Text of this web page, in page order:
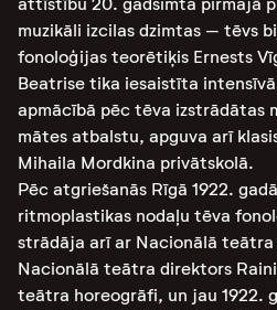
muzikāli izcilas dzimtas – tēvs
fonoloģijas teorētiķis Ernests
Beatrise tika iesaistīta
apmācībā pēc tēva izstrādātas
mātes atbalstu, apguva arī
Mihaila Mordkina privātskolā.
Pēc atgriešanās Rīgā 1922.
ritmoplastikas nodaļu tēva
strādāja arī ar Nacionālā teātra
Nacionālā teātra direktors
teātra horeogrāfi, un jau 1922.